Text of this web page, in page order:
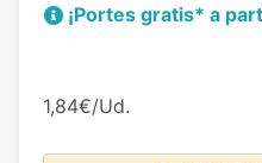
¡Portes gratis* a
1,84€/Ud.